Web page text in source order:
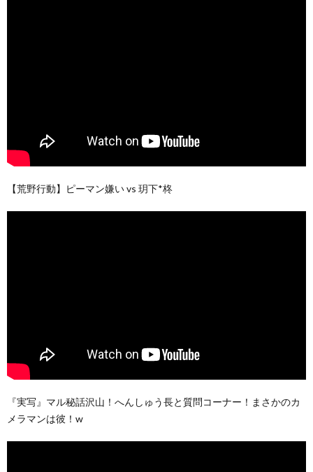
【荒野行動】ピーマン嫌い vs 玥下*柊
『実写』マル秘話沢山！へんしゅう長と質問コーナー！まさかのカ
メラマンは彼！w